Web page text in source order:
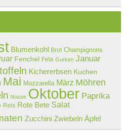
Blumenkohl Brot Champignons
Fenchel Feta Gurken Januar
Kichererbsen Kuchen
Mai Mozzarella März Möhren
Nüsse Oktober Paprika
Reis Rote Bete Salat
Zucchini Zwiebeln Äpfel